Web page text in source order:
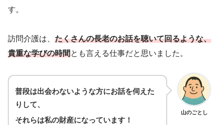
す。
訪問介護は、 たくさんの長老のお話を聴いて回るような、
貴重な学びの時間とも言える仕事だと思いました。
山のごとし
普段は出会わないような方にお話を伺えた
りして、
それらは私の財産になっています！